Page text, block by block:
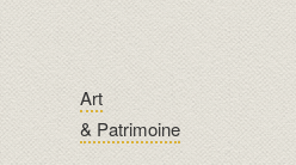
Art
& Patrimoine